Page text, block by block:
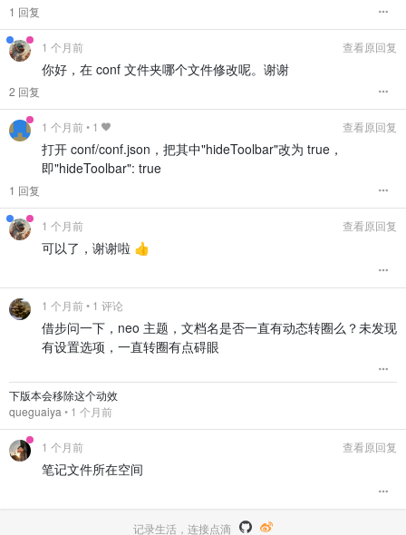
1 回复
1 个月前 查看原回复
你好，在 conf 文件夹哪个文件修改呢。谢谢
2 回复
1 个月前• 1 查看原回复
打开 conf/conf.json，把其中"hideToolbar"改为 true，
即"hideToolbar": true
1 回复
1 个月前 查看原回复
可以了，谢谢啦 👍
1 个月前• 1 评论
借步问一下，neo 主题，文档名是否一直有动态转圈么？未发现
有设置选项，一直转圈有点碍眼
下版本会移除这个动效
queguaiya • 1 个月前
1 个月前 查看原回复
笔记文件所在空间
记录生活，连接点滴